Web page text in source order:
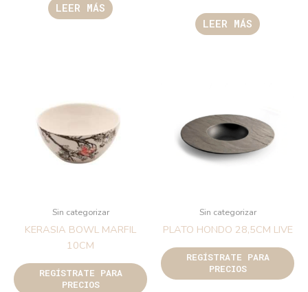
LEER MÁS
LEER MÁS
Sin categorizar
KERASIA BOWL MARFIL
10CM
REGÍSTRATE PARA
PRECIOS
Sin categorizar
PLATO HONDO 28,5CM LIVE
REGÍSTRATE PARA
PRECIOS